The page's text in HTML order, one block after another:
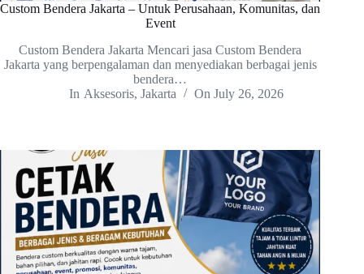
Custom Bendera Jakarta – Untuk Perusahaan, Komunitas, dan
Event
Custom Bendera Jakarta Mencari jasa Custom Bendera
Jakarta yang berpengalaman dan menyediakan berbagai jenis
bendera…
In Aksesoris, Jakarta On July 26, 2026